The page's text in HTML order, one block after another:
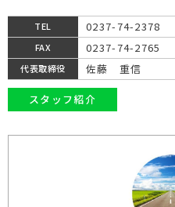
TEL 0237-74-2378
FAX 0237-74-2765
代表取締役 佐藤 重信
スタッフ紹介